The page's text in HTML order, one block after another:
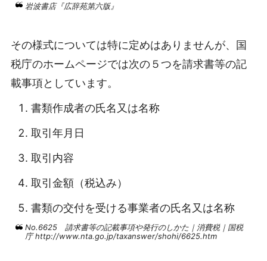
岩波書店『広辞苑第六版』
その様式については特に定めはありませんが、国
税庁のホームページでは次の５つを請求書等の記
載事項としています。
書類作成者の氏名又は名称
取引年月日
取引内容
取引金額（税込み）
書類の交付を受ける事業者の氏名又は名称
No.6625 請求書等の記載事項や発行のしかた｜消費税｜国税
庁 http://www.nta.go.jp/taxanswer/shohi/6625.htm